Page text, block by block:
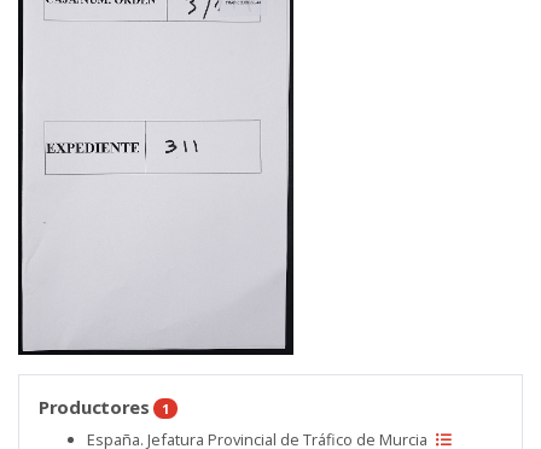
Productores 1
España. Jefatura Provincial de Tráfico de Murcia